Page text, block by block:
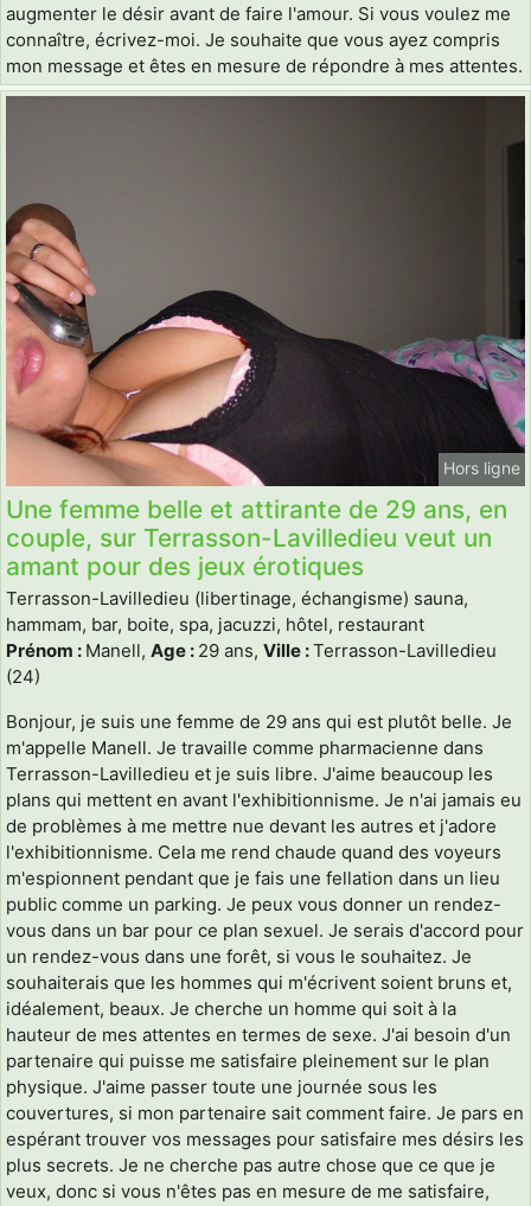
augmenter le désir avant de faire l'amour. Si vous voulez me
connaître, écrivez-moi. Je souhaite que vous ayez compris
mon message et êtes en mesure de répondre à mes attentes.
Hors ligne
Une femme belle et attirante de 29 ans, en
couple, sur Terrasson-Lavilledieu veut un
amant pour des jeux érotiques
Terrasson-Lavilledieu (libertinage, échangisme) sauna,
hammam, bar, boite, spa, jacuzzi, hôtel, restaurant
Prénom : Manell, Age : 29 ans, Ville :Terrasson-Lavilledieu
(24)
Bonjour, je suis une femme de 29 ans qui est plutôt belle. Je
m'appelle Manell. Je travaille comme pharmacienne dans
Terrasson-Lavilledieu et je suis libre. J'aime beaucoup les
plans qui mettent en avant l'exhibitionnisme. Je n'ai jamais eu
de problèmes à me mettre nue devant les autres et j'adore
l'exhibitionnisme. Cela me rend chaude quand des voyeurs
m'espionnent pendant que je fais une fellation dans un lieu
public comme un parking. Je peux vous donner un rendez-
vous dans un bar pour ce plan sexuel. Je serais d'accord pour
un rendez-vous dans une forêt, si vous le souhaitez. Je
souhaiterais que les hommes qui m'écrivent soient bruns et,
idéalement, beaux. Je cherche un homme qui soit à la
hauteur de mes attentes en termes de sexe. J'ai besoin d'un
partenaire qui puisse me satisfaire pleinement sur le plan
physique. J'aime passer toute une journée sous les
couvertures, si mon partenaire sait comment faire. Je pars en
espérant trouver vos messages pour satisfaire mes désirs les
plus secrets. Je ne cherche pas autre chose que ce que je
veux, donc si vous n'êtes pas en mesure de me satisfaire,